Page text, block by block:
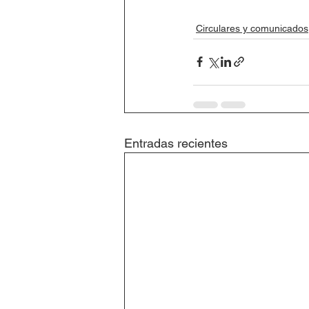
Circulares y comunicados
Entradas recientes